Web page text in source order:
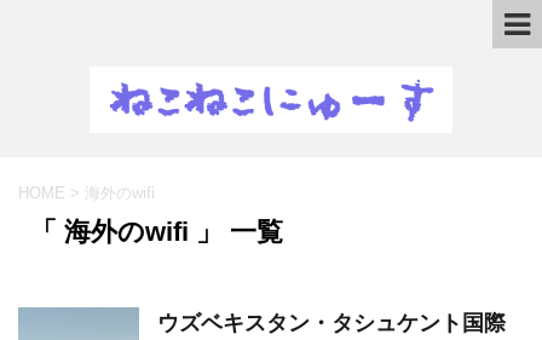
HOME > 海外のwifi
「 海外のwifi 」 一覧
ウズベキスタン・タシュケント国際